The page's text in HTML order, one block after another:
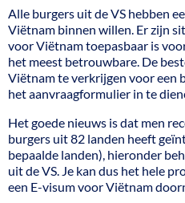
Alle burgers uit de VS hebben
Viëtnam binnen willen. Er zijn
voor Viëtnam toepasbaar is
het meest betrouwbare. De
Viëtnam te verkrijgen voor een
het aanvraagformulier in te
Het goede nieuws is dat men
burgers uit 82 landen heeft
bepaalde landen), hieronder
uit de VS. Je kan dus het hele
een E-visum voor Viëtnam